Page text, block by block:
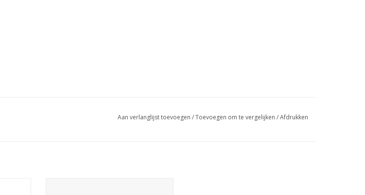
Aan verlanglijst toevoegen /Toevoegen om te vergelijken /Afdrukken